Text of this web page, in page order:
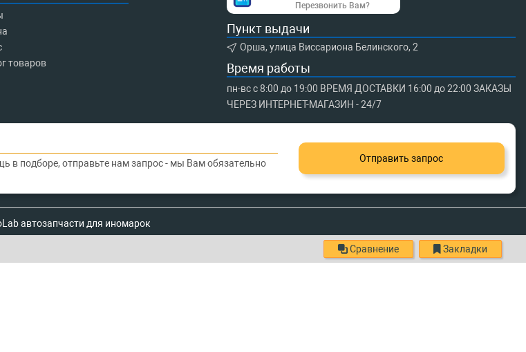
товаров
Перезвонить Вам?
Пункт выдачи
Орша, улица Виссариона Белинского, 2
Время работы
пн-вс с 8:00 до 19:00 ВРЕМЯ ДОСТАВКИ 16:00 до 22:00 ЗАКАЗЫ
ЧЕРЕЗ ИНТЕРНЕТ-МАГАЗИН - 24/7
в подборе, отправьте нам запрос - мы Вам обязательно
Отправить запрос
автозапчасти для иномарок
Сравнение Закладки